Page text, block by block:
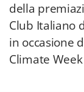
della
Club Italiano
in occasione
Climate